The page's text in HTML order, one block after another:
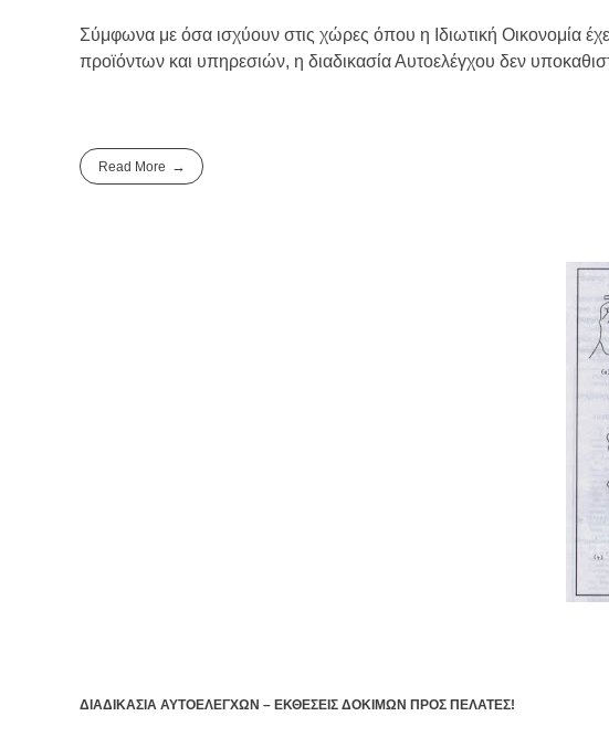
Σύμφωνα με όσα ισχύουν στις χώρες όπου η Ιδιωτική Οικονομία
προϊόντων και υπηρεσιών, η διαδικασία Αυτοελέγχου δεν
Read More
ΔΙΑΔΙΚΑΣΙΑ ΑΥΤΟΕΛΕΓΧΩΝ – ΕΚΘΕΣΕΙΣ ΔΟΚΙΜΩΝ ΠΡΟΣ ΠΕΛΑΤΕΣ!